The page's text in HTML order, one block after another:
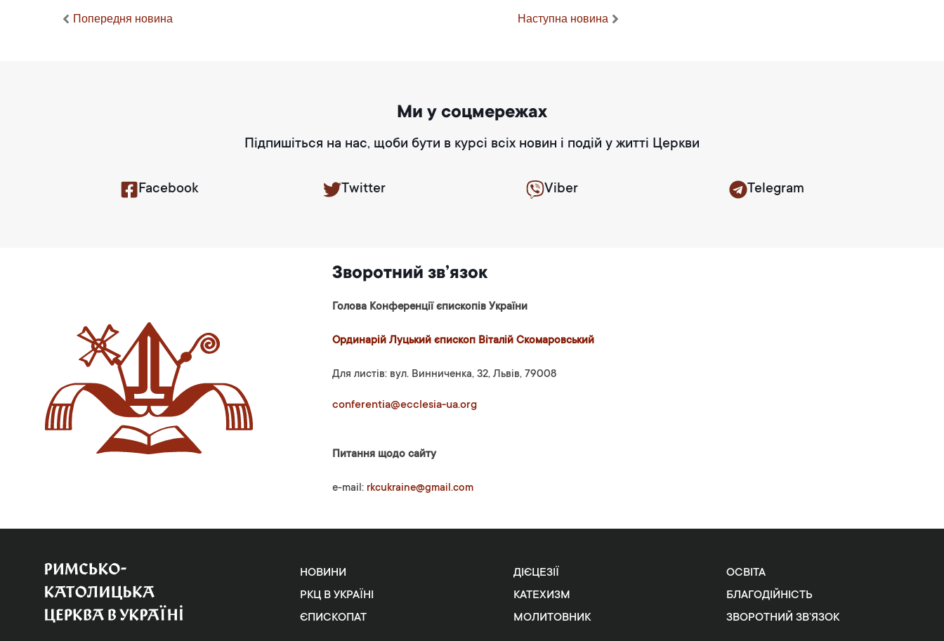
Попередня новина Наступна новина
Ми у соцмережах
Підпишіться на нас, щоби бути в курсі всіх новин і подій у житті Церкви
Facebook Twitter Viber Telegram
Зворотний зв’язок
Голова Конференції єпископів України
Ординарій Луцький єпископ Віталій Скомаровський
Для листів: вул. Винниченка, 32, Львів, 79008
conferentia@ecclesia-ua.org
Питання щодо сайту
e-mail: rkcukraine@gmail.com
НОВИНИ
РКЦ В УКРАЇНІ
ЄПИСКОПАТ
ДІЄЦЕЗІЇ
КАТЕХИЗМ
МОЛИТОВНИК
ОСВІТА
БЛАГОДІЙНІСТЬ
ЗВОРОТНИЙ ЗВ’ЯЗОК